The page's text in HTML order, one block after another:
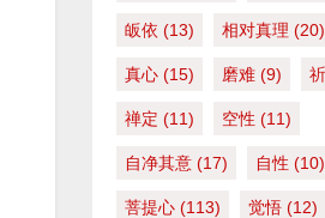
皈依 (13) 相对真理 (20)
真心 (15) 磨难 (9)
禅定 (11) 空性 (11)
自净其意 (17) 自性 (10)
菩提心 (113) 觉悟 (12)